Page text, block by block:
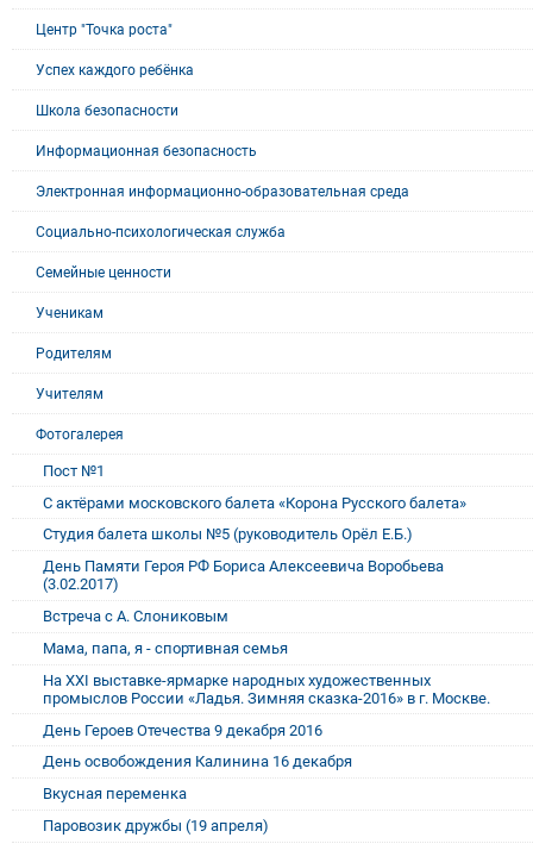
Центр "Точка роста"
Успех каждого ребёнка
Школа безопасности
Информационная безопасность
Электронная информационно-образовательная среда
Социально-психологическая служба
Семейные ценности
Ученикам
Родителям
Учителям
Фотогалерея
Пост №1
С актёрами московского балета «Корона Русского балета»
Студия балета школы №5 (руководитель Орёл Е.Б.)
День Памяти Героя РФ Бориса Алексеевича Воробьева
(3.02.2017)
Встреча с А. Слониковым
Мама, папа, я - спортивная семья
На XXI выставке-ярмарке народных художественных
промыслов России «Ладья. Зимняя сказка-2016» в г. Москве.
День Героев Отечества 9 декабря 2016
День освобождения Калинина 16 декабря
Вкусная переменка
Паровозик дружбы (19 апреля)